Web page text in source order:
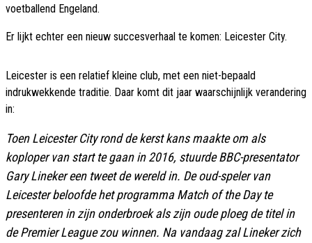
voetballend Engeland.
Er lijkt echter een nieuw succesverhaal te komen: Leicester City.
Leicester is een relatief kleine club, met een niet-bepaald
indrukwekkende traditie. Daar komt dit jaar waarschijnlijk verandering
in:
Toen Leicester City rond de kerst kans maakte om als
koploper van start te gaan in 2016, stuurde BBC-presentator
Gary Lineker een tweet de wereld in. De oud-speler van
Leicester beloofde het programma Match of the Day te
presenteren in zijn onderbroek als zijn oude ploeg de titel in
de Premier League zou winnen. Na vandaag zal Lineker zich